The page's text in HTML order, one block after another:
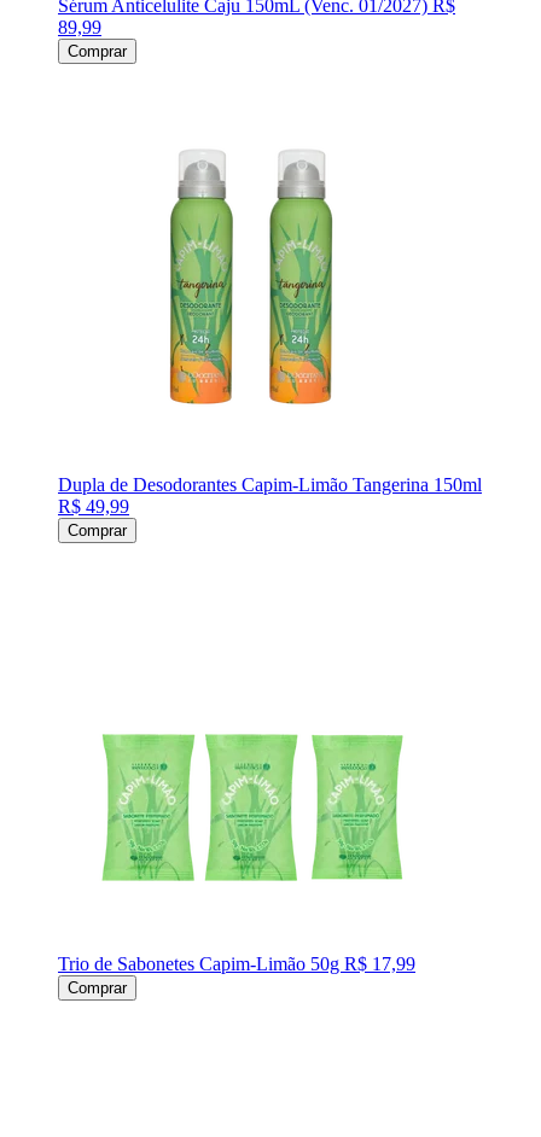
Sérum Anticelulite Caju 150mL (Venc. 01/2027) R$
89,99
Comprar
Dupla de Desodorantes Capim-Limão Tangerina 150ml
R$ 49,99
Comprar
Trio de Sabonetes Capim-Limão 50g R$ 17,99
Comprar